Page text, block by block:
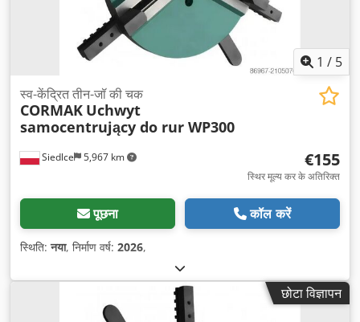
1 / 5
Siedlce 5,967 km
स्व-केंद्रित तीन-जॉ की चक
CORMAK Uchwyt
samocentrujący do rur WP300
€155
स्थिर मूल्य कर के अतिरिक्त
पूछना कॉल करें
स्थिति:नया, निर्माण वर्ष: 2026,
छोटा विज्ञापन